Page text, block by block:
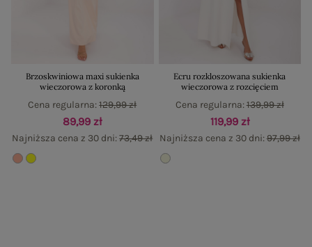
Brzoskwiniowa maxi sukienka
wieczorowa z koronką
89,99 zł
Najniższa cena z 30 dni:73,49 zł
Cena regularna:129,99 zł
Ecru rozkloszowana sukienka
wieczorowa z rozcięciem
119,99 zł
Najniższa cena z 30 dni:97,99 zł
Cena regularna:139,99 zł